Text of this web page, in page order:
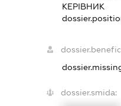
КЕРІВНИК
dossier.smida: